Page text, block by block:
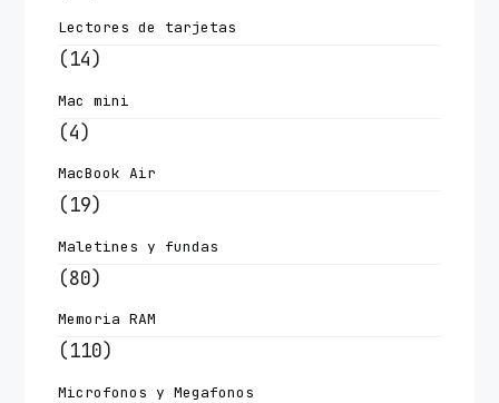
Lectores de tarjetas
(14)
Mac mini
(4)
MacBook Air
(19)
Maletines y fundas
(80)
Memoria RAM
(110)
Microfonos y Megafonos